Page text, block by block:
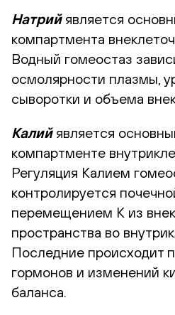
Натрий является
компартмента
Водный гомеостаз
осмолярности плазмы,
сыворотки и объема
Калий является
компартменте
Регуляция Калием
контролируется
перемещением К из
пространства во
Последние происходит
гормонов и изменений
баланса.